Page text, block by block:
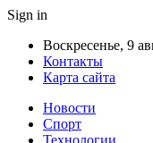
Sign in
Воскресенье, 9
Контакты
Карта сайта
Новости
Спорт
Технологии